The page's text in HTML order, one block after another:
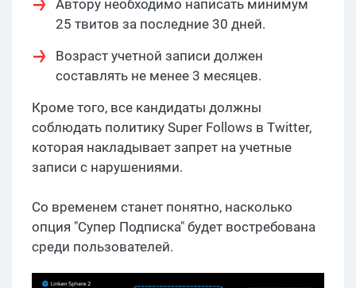
Автору необходимо написать минимум
25 твитов за последние 30 дней.
Возраст учетной записи должен
составлять не менее 3 месяцев.
Кроме того, все кандидаты должны
соблюдать политику Super Follows в Twitter,
которая накладывает запрет на учетные
записи с нарушениями.
Со временем станет понятно, насколько
опция "Супер Подписка" будет востребована
среди пользователей.